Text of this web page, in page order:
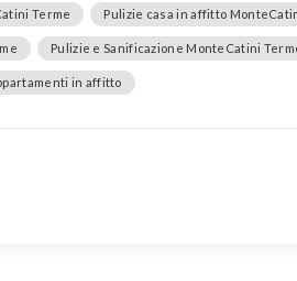
Terme Pulizie casa in affitto
Pulizie e Sanificazione MonteCatini
in affitto